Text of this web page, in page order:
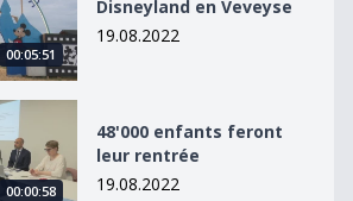
00:05:51
Disneyland en Veveyse
19.08.2022
feront leur rentrée
00:00:58
48'000 enfants feront
leur rentrée
19.08.2022